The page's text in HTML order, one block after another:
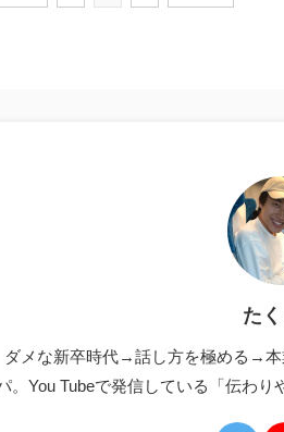
た
ダメな新卒時代→話し方を極める→
。You Tubeで発信している「伝わり